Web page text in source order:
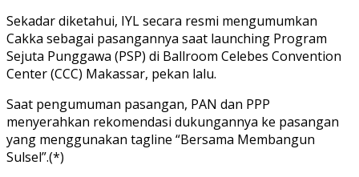
Sekadar diketahui, IYL secara resmi mengumumkan
Cakka sebagai pasangannya saat launching Program
Sejuta Punggawa (PSP) di Ballroom Celebes Convention
Center (CCC) Makassar, pekan lalu.
Saat pengumuman pasangan, PAN dan PPP
menyerahkan rekomendasi dukungannya ke pasangan
yang menggunakan tagline “Bersama Membangun
Sulsel”.(*)